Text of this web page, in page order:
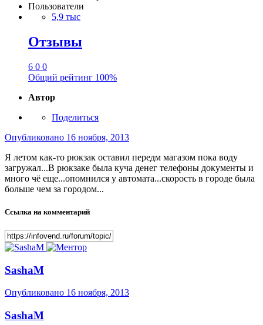
Пользователи
5,9 тыс
Отзывы
6 0 0
Общий рейтинг 100%
Автор
Поделиться
Опубликовано 16 ноября, 2013
Я летом как-то рюкзак оставил передм магазом пока воду
загружал...В рюкзаке была куча денег телефоны документы и
много чё еще...опомнился у автомата...скорость в городе была
больше чем за городом...
Ссылка на комментарий
SashaM
Опубликовано 16 ноября, 2013
SashaM